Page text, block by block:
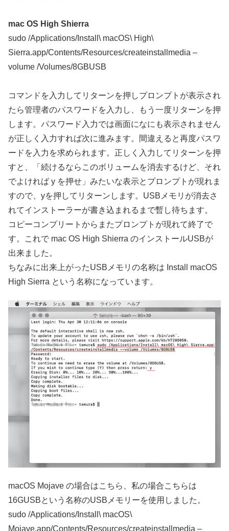
mac OS High Shierra
sudo /Applications/Install\ macOS\ High\
Sierra.app/Contents/Resources/createinstallmedia –
volume /Volumes/8GBUSB
コマンドを入力してリターンを押しプロンプトが表示され
たら管理者のパスワードを入力し、もう一度リターンを押
します。パスワード入力では画面になにも表示されません
が正しく入力すれば次に進みます。間違えると再度パスワ
ードを入力を求められます。正しく入力してリターンを押
すと、「続けるならこのボリュームを消去するけど、それ
でよければ y を押せ」みたいな表示とプロンプトが現れま
すので、yを押してリターンします。USBメモリが消去さ
れてインストーラーが書き込まれるまで暫し待ちます。
コピーコンプリートからまたプロンプトが現れて終了で
す。これで mac OS High Shierra のインストールUSBが
出来ました。
ちなみに出来上がったUSBメモリの名称は Install macOS
High Sierra という名称になっています。
macOS Mojave の場合はこちら、私の場合こちらは
16GUSBという名称のUSBメモリーを使用しました。
sudo /Applications/Install\ macOS\
Mojave.app/Contents/Resources/createinstallmedia –